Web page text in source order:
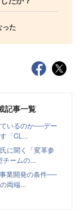
った
記事一覧
いるのか──デー
「CL...
に聞く「変革参
ームの...
業開発の条件──
両端...